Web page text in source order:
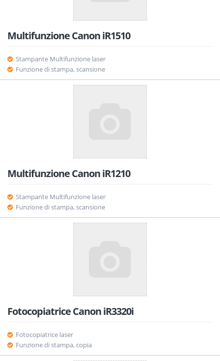
Multifunzione Canon iR1510
Stampante Multifunzione laser
Funzione di stampa, scansione
Multifunzione Canon iR1210
Stampante Multifunzione laser
Funzione di stampa, scansione
Fotocopiatrice Canon iR3320i
Fotocopiatrice laser
Funzione di stampa, copia